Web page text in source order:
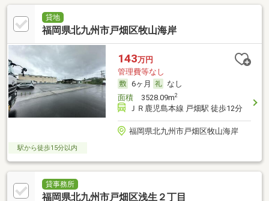
貸地
福岡県北九州市戸畑区牧山海岸
143万円
管理費等なし
6ヶ月
なし
面積3528.09m2
ＪＲ鹿児島本線 戸畑駅 徒歩12分
福岡県北九州市戸畑区牧山海岸
駅から徒歩15分以内
貸事務所
福岡県北九州市戸畑区浅生２丁目